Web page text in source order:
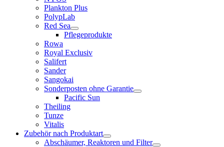
Plankton Plus
PolypLab
Red Sea
Pflegeprodukte
Rowa
Royal Exclusiv
Salifert
Sander
Sangokai
Sonderposten ohne Garantie
Pacific Sun
Theiling
Tunze
Vitalis
Zubehör nach Produktart
Abschäumer, Reaktoren und Filter